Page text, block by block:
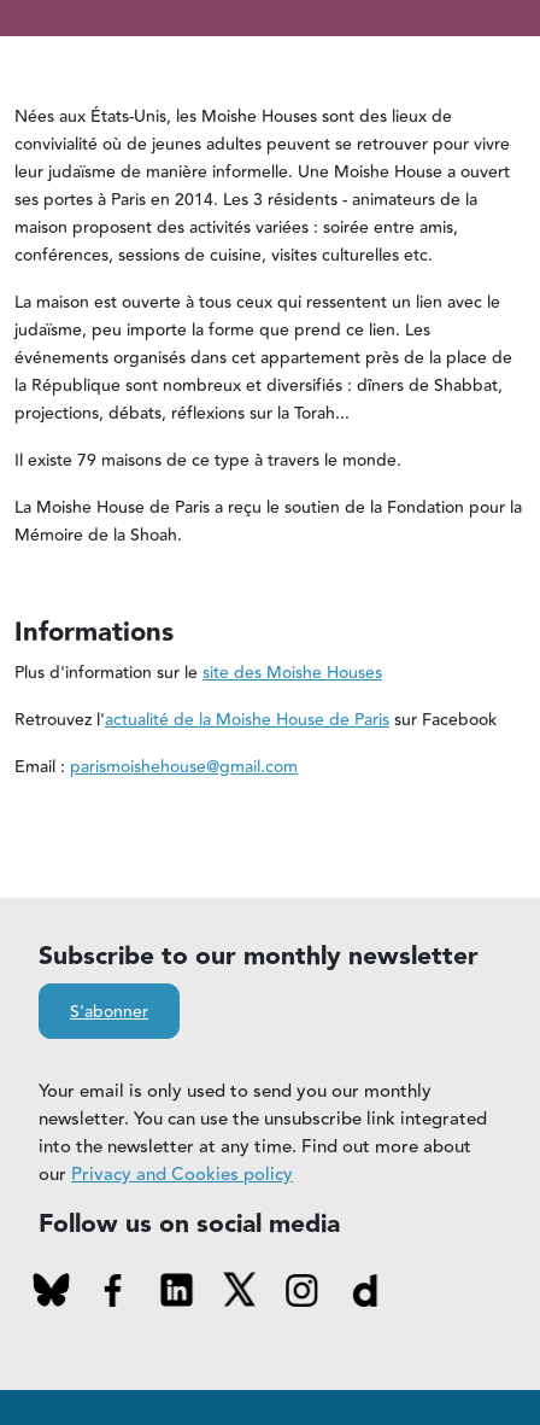
Nées aux États-Unis, les Moishe Houses sont des lieux de
convivialité où de jeunes adultes peuvent se retrouver pour vivre
leur judaïsme de manière informelle. Une Moishe House a ouvert
ses portes à Paris en 2014. Les 3 résidents - animateurs de la
maison proposent des activités variées : soirée entre amis,
conférences, sessions de cuisine, visites culturelles etc.
La maison est ouverte à tous ceux qui ressentent un lien avec le
judaïsme, peu importe la forme que prend ce lien. Les
événements organisés dans cet appartement près de la place de
la République sont nombreux et diversifiés : dîners de Shabbat,
projections, débats, réflexions sur la Torah...
Il existe 79 maisons de ce type à travers le monde.
La Moishe House de Paris a reçu le soutien de la Fondation pour la
Mémoire de la Shoah.
Informations
Plus d'information sur lesite des Moishe Houses
Retrouvez l'actualité de la Moishe House de Parissur Facebook
Email : parismoishehouse@gmail.com
Subscribe to our monthly newsletter
S'abonner
Your email is only used to send you our monthly
newsletter. You can use the unsubscribe link integrated
into the newsletter at any time. Find out more about
our Privacy and Cookies policy
Follow us on social media